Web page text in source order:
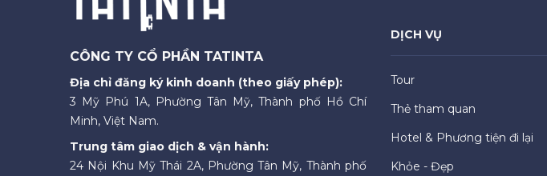
CÔNG TY CỔ PHẦN TATINTA
Địa chỉ đăng ký kinh doanh (theo giấy phép):
3 Mỹ Phú 1A, Phường Tân Mỹ, Thành phố Hồ Chí
Minh, Việt Nam.
Trung tâm giao dịch & vận hành:
24 Nội Khu Mỹ Thái 2A, Phường Tân Mỹ, Thành phố
DỊCH VỤ
Tour
Thẻ tham quan
Hotel & Phương tiện đi lại
Khỏe - Đẹp